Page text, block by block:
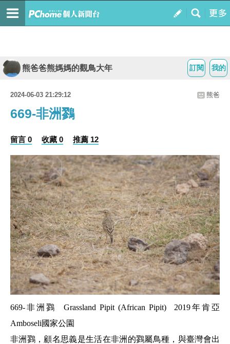
我的
訂閱
熊爸爸熊媽媽的觀鳥大年
2024-06-03 21:29:12 熊爸
669-非洲鷚
留言 0 收藏 0 推薦 12
669-非洲鷚 Grassland Pipit (African Pipit) 2019年肯亞
Amboseli國家公園
非洲鷚，顧名思義是生活在非洲的鷚屬鳥種，與臺灣會出